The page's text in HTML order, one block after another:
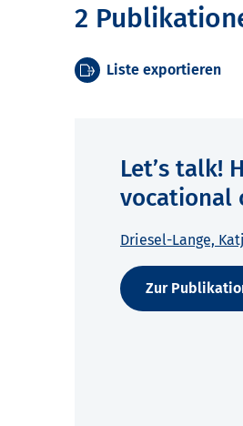
2
Liste exportieren
Let’s talk!
vocational
Driesel-Lange,
Zur